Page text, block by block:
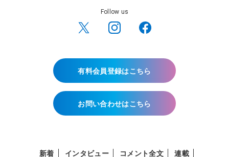
Follow us
有料会員登録はこちら
お問い合わせはこちら
新着 インタビュー コメント全文 連載